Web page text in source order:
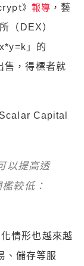
》 報導 ，藝
（DEX）
」的
售，得標者就
Capital
以提高透
較低：
情形也越來越
、儲存等服